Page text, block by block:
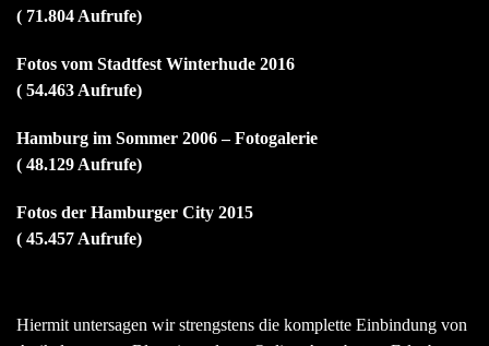
( 71.804 Aufrufe)
Fotos vom Stadtfest Winterhude 2016
( 54.463 Aufrufe)
Hamburg im Sommer 2006 – Fotogalerie
( 48.129 Aufrufe)
Fotos der Hamburger City 2015
( 45.457 Aufrufe)
Hiermit untersagen wir strengstens die komplette Einbindung von